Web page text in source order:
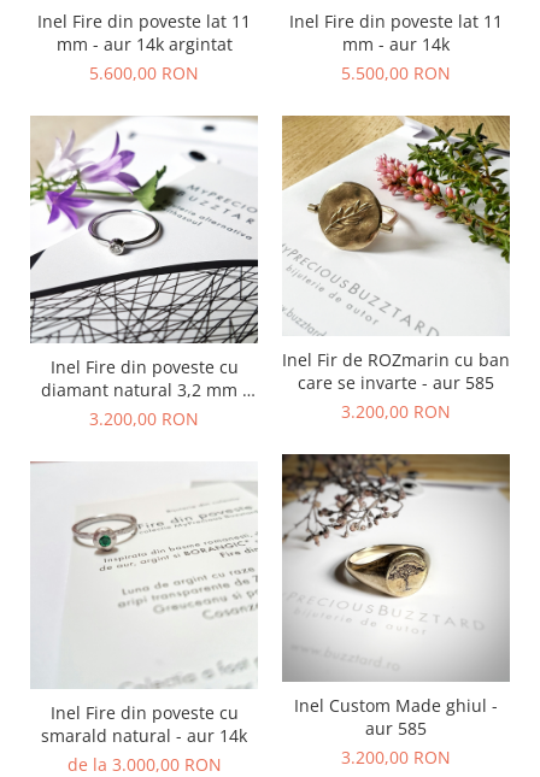
AN-TAN-TICHITAN
Inel Fire din poveste lat 11
mm - aur 14k argintat
5.600,00 RON
Inel Fire din poveste lat 11
mm - aur 14k
5.500,00 RON
Inel Fire din poveste cu
diamant natural 3,2 mm -
aur 14k
3.200,00 RON
Inel Fir de ROZmarin cu ban
care se invarte - aur 585
3.200,00 RON
Inel Custom Made ghiul -
aur 585
3.200,00 RON
Inel Fire din poveste cu
smarald natural - aur 14k
de la 3.000,00 RON